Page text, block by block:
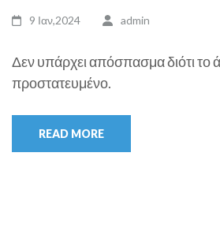
9 Ιαν,2024 admin
Δεν υπάρχει απόσπασμα διότι το
προστατευμένο.
READ MORE